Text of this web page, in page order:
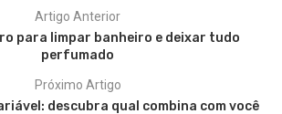
Artigo Anterior
para limpar banheiro e deixar tudo
perfumado
Próximo Artigo
descubra qual combina com você